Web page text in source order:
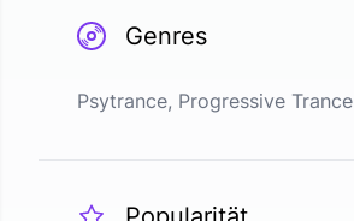
Genres
Psytrance, Progressive Trance